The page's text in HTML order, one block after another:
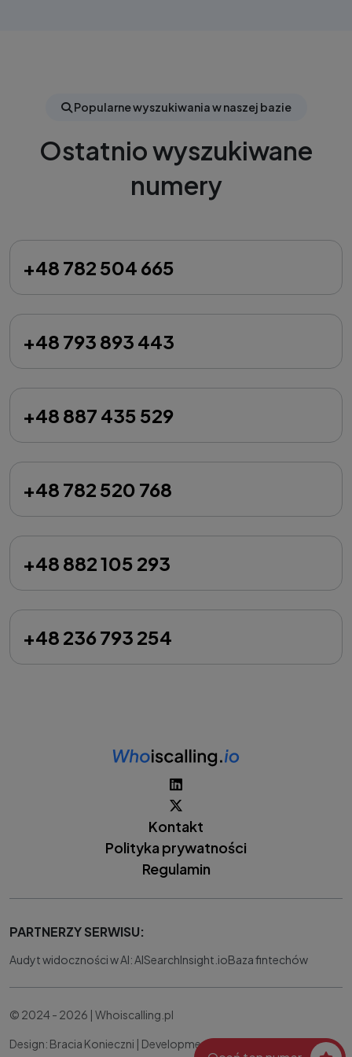
Popularne wyszukiwania w naszej bazie
Ostatnio wyszukiwane
numery
+48 782 504 665
+48 793 893 443
+48 887 435 529
+48 782 520 768
+48 882 105 293
+48 236 793 254
Kontakt
Polityka prywatności
Regulamin
PARTNERZY SERWISU:
Audyt widoczności w AI: AISearchInsight.ioBaza fintechów
© 2024 - 2026 | Whoiscalling.pl
Design: Bracia Konieczni | Development: